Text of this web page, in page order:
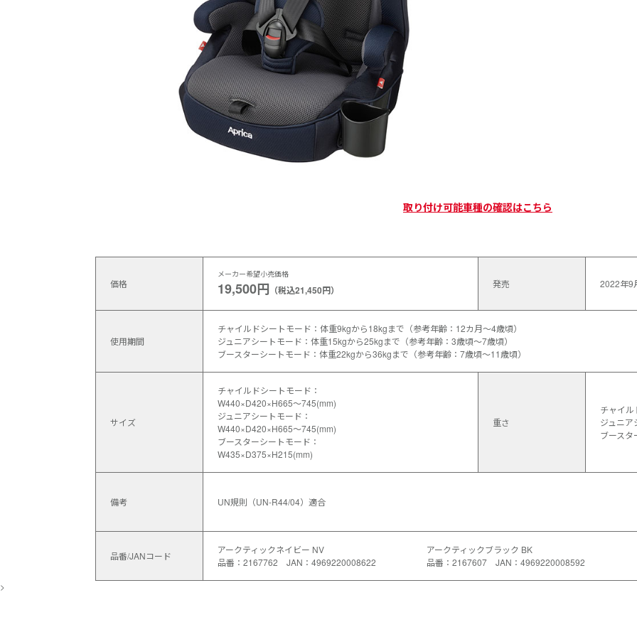
取り付け可能車種の確認はこちら
価格
メーカー希望小売価格
19,500円 （税込21,450円）
発売 2022年9
使用期間
チャイルドシートモード：体重9kgから18kgまで（参考年齢：12カ月～4歳頃）
ジュニアシートモード：体重15kgから25kgまで（参考年齢：3歳頃～7歳頃）
ブースターシートモード：体重22kgから36kgまで（参考年齢：7歳頃～11歳頃）
サイズ
チャイルドシートモード：
W440×D420×H665～745(mm)
ジュニアシートモード：
W440×D420×H665～745(mm)
ブースターシートモード：
W435×D375×H215(mm)
重さ
チャイ
ジュニ
ブース
備考 UN規則（UN-R44/04）適合
品番/JANコード
アークティックネイビー NV
品番：2167762 JAN：4969220008622
アークティックブラック BK
品番：2167607 JAN：4969220008592
>